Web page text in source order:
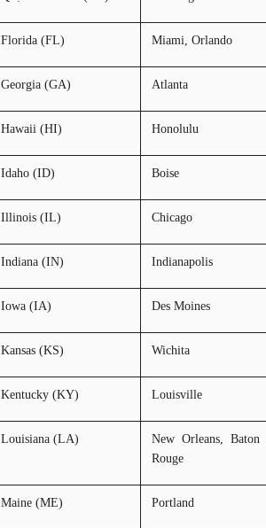
Florida (FL) Miami, Orlando
Georgia (GA) Atlanta
Hawaii (HI) Honolulu
Idaho (ID) Boise
Illinois (IL) Chicago
Indiana (IN) Indianapolis
Iowa (IA) Des Moines
Kansas (KS) Wichita
Kentucky (KY) Louisville
Louisiana (LA)
New Orleans, Baton
Rouge
Maine (ME) Portland